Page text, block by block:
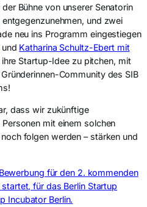
Bühne von unserer Senatorin
und zwei
neu ins Programm eingestiegen
Katharina Schultz-Ebert mit
Startup-Idee zu pitchen, mit
Community des SIB
dass wir zukünftige
mit einem solchen
folgen werden – stärken und
für den 2. kommenden
für das Berlin Startup
Incubator Berlin.